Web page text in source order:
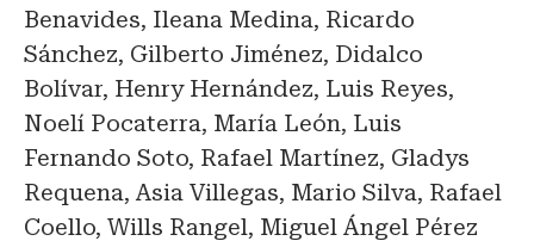
Benavides, Ileana Medina, Ricardo
Sánchez, Gilberto Jiménez, Didalco
Bolívar, Henry Hernández, Luis Reyes,
Noelí Pocaterra, María León, Luis
Fernando Soto, Rafael Martínez, Gladys
Requena, Asia Villegas, Mario Silva, Rafael
Coello, Wills Rangel, Miguel Ángel Pérez